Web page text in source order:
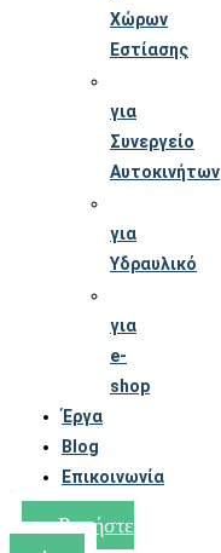
Χώρων
Εστίασης
για
Συνεργείο
Αυτοκινήτων
για
Υδραυλικό
για
e-
shop
Έργα
Blog
Επικοινωνία
Ρωτήστε